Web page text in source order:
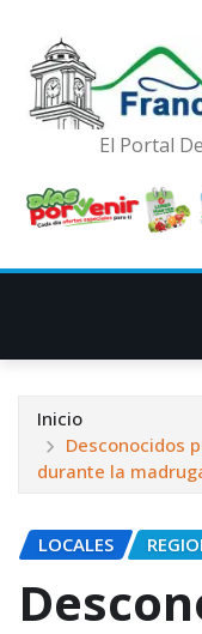
El Portal
Inicio
Desconocidos
durante la
LOCALES